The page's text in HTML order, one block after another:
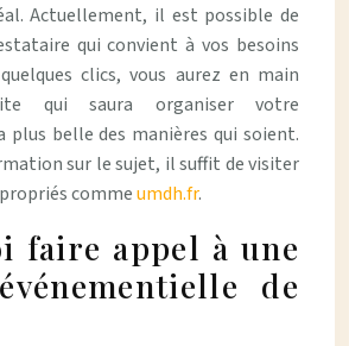
Actuellement, il est possible de
qui convient à vos besoins
clics, vous aurez en main
qui saura organiser votre
plus belle des manières qui soient.
sur le sujet, il suffit de visiter
commeumdh.fr.
faire appel à une
de